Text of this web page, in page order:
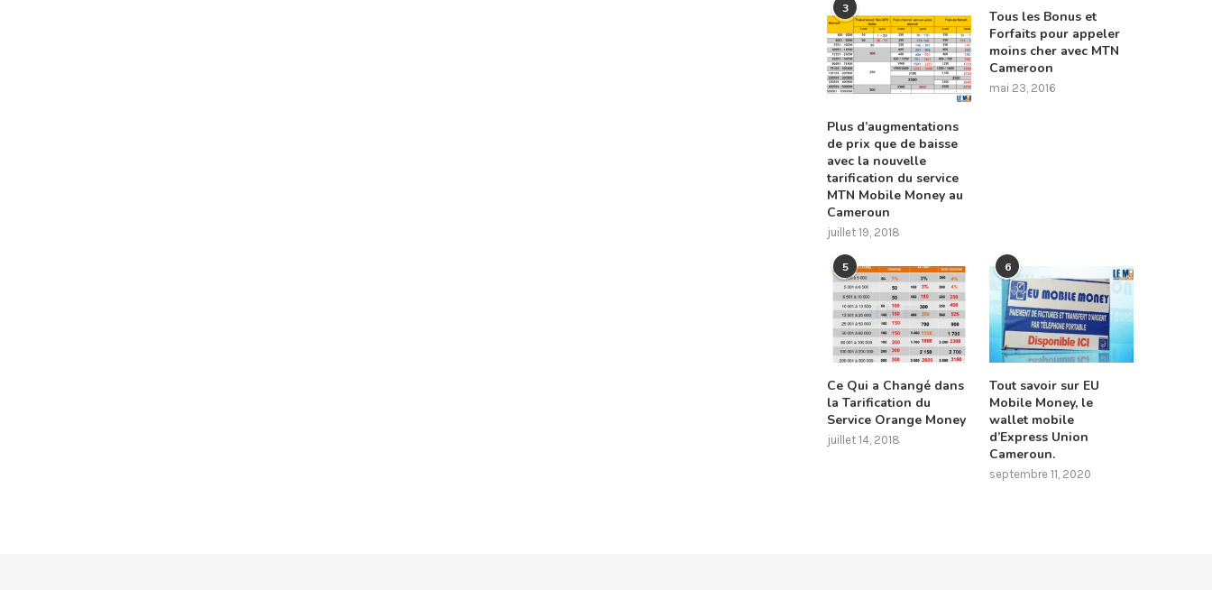
3
Plus d’augmentations
de prix que de baisse
avec la nouvelle
tarification du service
MTN Mobile Money au
Cameroun
juillet 19, 2018
Tous les Bonus et
Forfaits pour appeler
moins cher avec MTN
Cameroon
mai 23, 2016
5
Ce Qui a Changé dans
la Tarification du
Service Orange Money
juillet 14, 2018
6
Tout savoir sur EU
Mobile Money, le
wallet mobile
d’Express Union
Cameroun.
septembre 11, 2020